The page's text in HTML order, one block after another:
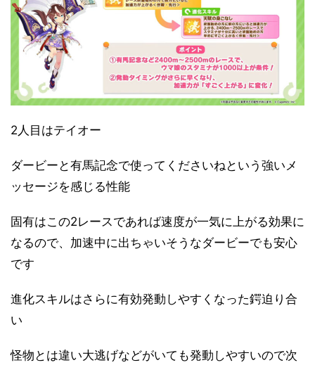
2人目はテイオー
ダービーと有馬記念で使ってくださいねという強いメ
ッセージを感じる性能
固有はこの2レースであれば速度が一気に上がる効果に
なるので、加速中に出ちゃいそうなダービーでも安心
です
進化スキルはさらに有効発動しやすくなった鍔迫り合
い
怪物とは違い大逃げなどがいても発動しやすいので次